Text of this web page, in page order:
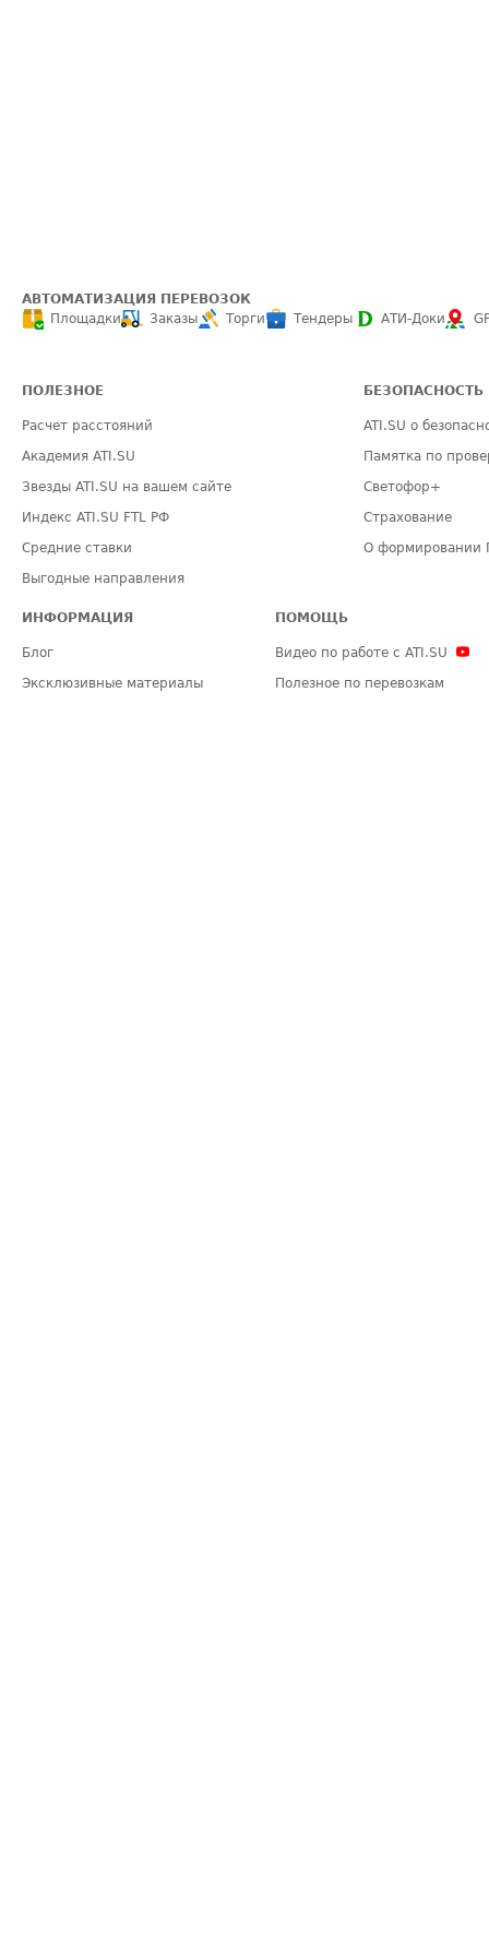
АВТОМАТИЗАЦИЯ ПЕРЕВОЗОК
Площадки
Заказы Торги Тендеры АТИ-Доки
ПОЛЕЗНОЕ
Расчет расстояний
Академия ATI.SU
Звезды ATI.SU на вашем сайте
Индекс ATI.SU FTL РФ
Средние ставки
Выгодные направления
БЕЗОПАСНОСТЬ
ATI.SU о
Памятка по
Светофор+
Страхование
О формировании
ИНФОРМАЦИЯ
Блог
Эксклюзивные материалы
ПОМОЩЬ
Видео по работе с ATI.SU
Полезное по перевозкам